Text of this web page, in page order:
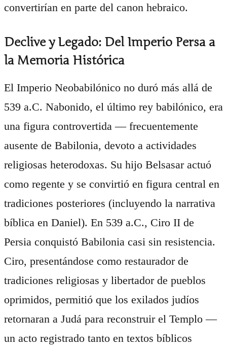
convertirían en parte del canon hebraico.
Declive y Legado: Del Imperio Persa a
la Memoria Histórica
El Imperio Neobabilónico no duró más allá de
539 a.C. Nabonido, el último rey babilónico, era
una figura controvertida — frecuentemente
ausente de Babilonia, devoto a actividades
religiosas heterodoxas. Su hijo Belsasar actuó
como regente y se convirtió en figura central en
tradiciones posteriores (incluyendo la narrativa
bíblica en Daniel). En 539 a.C., Ciro II de
Persia conquistó Babilonia casi sin resistencia.
Ciro, presentándose como restaurador de
tradiciones religiosas y libertador de pueblos
oprimidos, permitió que los exilados judíos
retornaran a Judá para reconstruir el Templo —
un acto registrado tanto en textos bíblicos